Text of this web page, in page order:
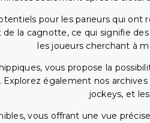
pour les parieurs qui ont
la cagnotte, ce qui signifie
les joueurs cherchant à
vous propose la
également nos
jockeys, et
vous offrant une vue